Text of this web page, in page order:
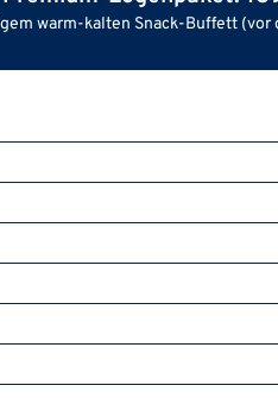
warm-kalten Snack-Buffett (vor